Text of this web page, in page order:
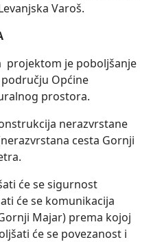
Varoš.
projektom je poboljšanje
Općine
prostora.
nerazvrstane
cesta Gornji
će se sigurnost
će se komunikacija
Majar) prema kojoj
će se povezanost i